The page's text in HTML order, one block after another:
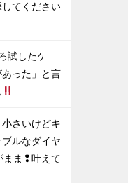
てください
試したケ
あった」と言
さいけどキ
ルなダイヤ
ま❢叶えて